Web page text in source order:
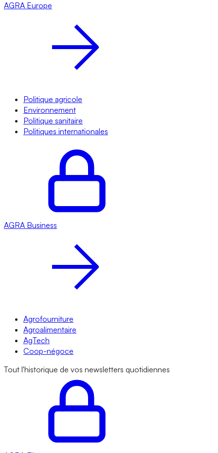
AGRA Europe
Politique agricole
Environnement
Politique sanitaire
Politiques internationales
AGRA Business
Agrofourniture
Agroalimentaire
AgTech
Coop-négoce
Tout l'historique de vos newsletters quotidiennes